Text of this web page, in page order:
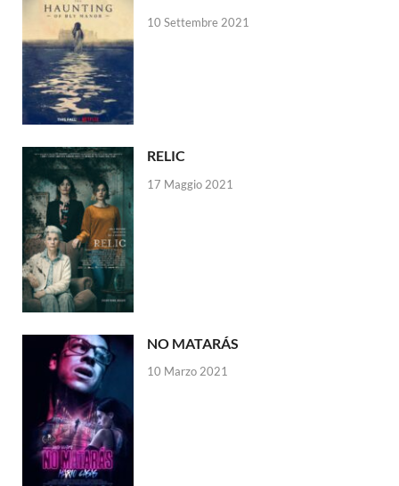
10 Settembre 2021
RELIC
17 Maggio 2021
NO MATARÁS
10 Marzo 2021